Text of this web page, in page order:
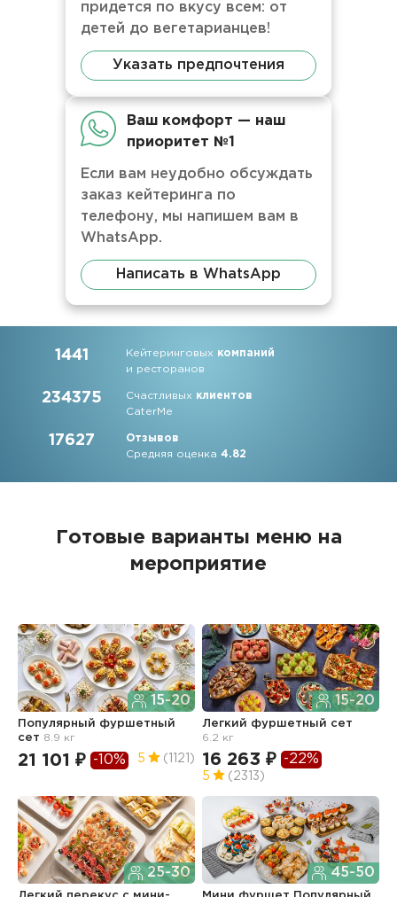
придется по вкусу всем: от
детей до вегетарианцев!
Указать предпочтения
Ваш комфорт — наш
приоритет №1
Если вам неудобно обсуждать
заказ кейтеринга по
телефону, мы напишем вам в
WhatsApp.
Написать в WhatsApp
1441 Кейтеринговых компаний
и ресторанов
234375 Счастливых клиентов
CaterMe
17627
Отзывов
Средняя оценка4.82
Готовые варианты меню на
мероприятие
15-20
Популярный фуршетный
сет 8.9 кг
21 101 ₽ -10% 5 (1121)
15-20
Легкий фуршетный сет
6.2 кг
16 263 ₽ -22%
5 (2313)
25-30 45-50